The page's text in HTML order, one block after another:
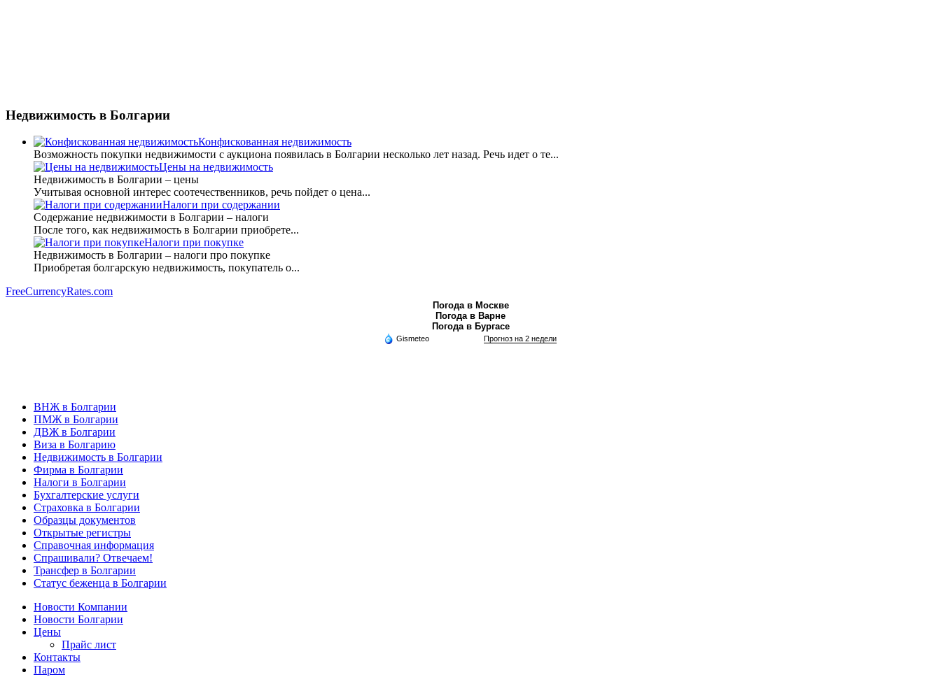
Недвижимость в Болгарии
Конфискованная недвижимость
Возможность покупки недвижимости с аукциона появилась в Болгарии несколько лет назад. Речь идет о те...
Цены на недвижимость
Недвижимость в Болгарии – цены
Учитывая основной интерес соотечественников, речь пойдет о цена...
Налоги при содержании
Содержание недвижимости в Болгарии – налоги
После того, как недвижимость в Болгарии приобрете...
Налоги при покупке
Недвижимость в Болгарии – налоги про покупке
Приобретая болгарскую недвижимость, покупатель о...
FreeCurrencyRates.com
Погода в Москве
Погода в Варне
Погода в Бургасе
Gismeteo Прогноз на 2 недели
ВНЖ в Болгарии
ПМЖ в Болгарии
ДВЖ в Болгарии
Виза в Болгарию
Недвижимость в Болгарии
Фирма в Болгарии
Налоги в Болгарии
Бухгалтерские услуги
Страховка в Болгарии
Образцы документов
Открытые регистры
Справочная информация
Спрашивали? Отвечаем!
Трансфер в Болгарии
Статус беженца в Болгарии
Новости Компании
Новости Болгарии
Цены
Прайс лист
Контакты
Паром